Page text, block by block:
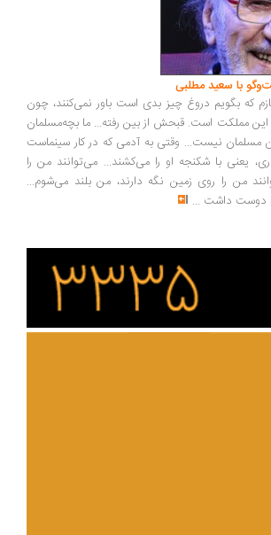
سعید مطلبی
دروغ چیز بدی است باور نمی‌کنند، چون
است. قبحش از بین رفته... ما بچه‌مسلمان
نیست... وقتی به آدمی که در کار سینماست
با شکنجه او را می‌کشند... می‌توانند من را
را روی زمین نگه دارند، من بلند می‌شوم...
داشت ...